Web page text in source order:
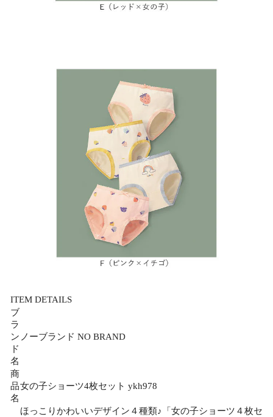
ITEM DETAILS
ブ
ラ
ン
ド
名
ノーブランド NO BRAND
商
品
名
女の子ショーツ4枚セット ykh978
ほっこりかわいいデザイン４種類♪「女の子ショーツ４枚セ